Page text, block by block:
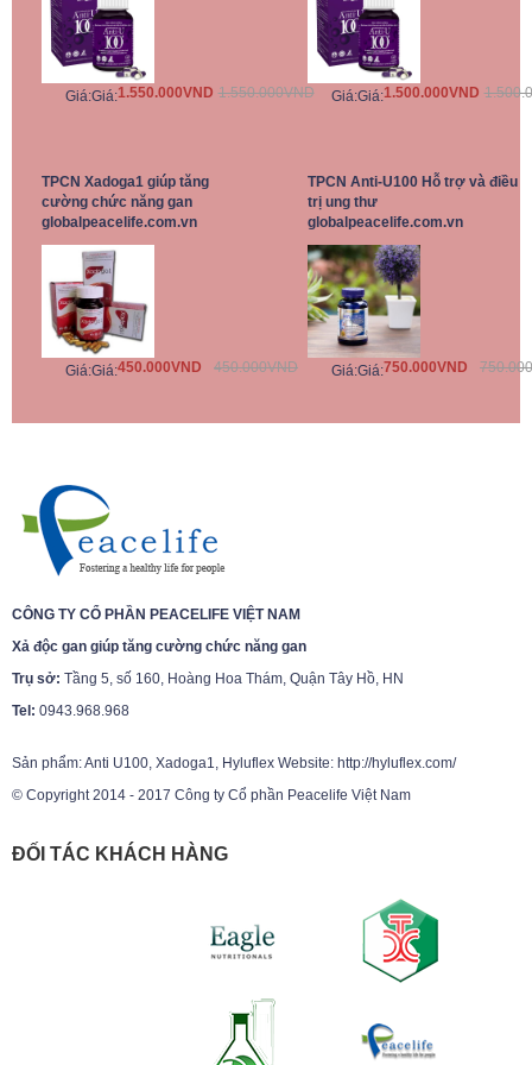
Giá:Giá:1.550.000VND 1.550.000VND Giá:Giá:1.500.000VND
TPCN Xadoga1 giúp tăng
cường chức năng gan
globalpeacelife.com.vn
Giá:Giá:450.000VND 450.000VND
TPCN Anti-U100 Hỗ trợ và điều
trị ung thư
globalpeacelife.com.vn
Giá:Giá:750.000VND
CÔNG TY CỔ PHẦN PEACELIFE VIỆT NAM
Xả độc gan giúp tăng cường chức năng gan
Trụ sở: Tầng 5, số 160, Hoàng Hoa Thám, Quận Tây Hồ, HN
Tel: 0943.968.968
Sản phẩm: Anti U100, Xadoga1, Hyluflex Website: http://hyluflex.com/
© Copyright 2014 - 2017 Công ty Cổ phần Peacelife Việt Nam
ĐỐI TÁC KHÁCH HÀNG